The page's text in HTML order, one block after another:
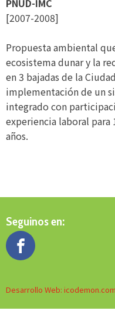
PNUD-IMC
[2007-2008]
Propuesta ambiental
ecosistema dunar y la
en 3 bajadas de la
implementación de un
integrado con
experiencia laboral para
años.
Seguinos en:
Desarrollo Web: